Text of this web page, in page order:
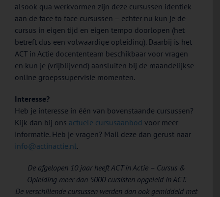
alsook qua werkvormen zijn deze cursussen identiek
aan de face to face cursussen – echter nu kun je de
cursus in eigen tijd en eigen tempo doorlopen (het
betreft dus een volwaardige opleiding). Daarbij is het
ACT in Actie docententeam beschikbaar voor vragen
en kun je (vrijblijvend) aansluiten bij de maandelijkse
online groepssupervisie momenten.
Interesse?
Heb je interesse in één van bovenstaande cursussen?
Kijk dan bij ons actuele cursusaanbod voor meer
informatie. Heb je vragen? Mail deze dan gerust naar
info@actinactie.nl.
De afgelopen 10 jaar heeft ACT in Actie – Cursus &
Opleiding meer dan 5000 cursisten opgeleid in ACT.
De verschillende cursussen werden dan ook gemiddeld met